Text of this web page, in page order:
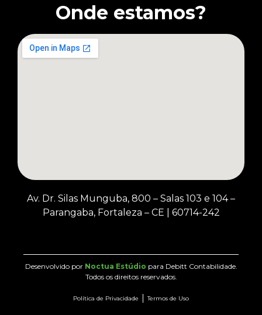
Onde estamos?
Av. Dr. Silas Munguba, 800 – Salas 103 e 104 –
Parangaba, Fortaleza – CE
60714-242
Desenvolvido por Noctua Estúdio para Debitt Contabilidade.
Todos os direitos reservados.
Política de Privacidade Termos de Uso